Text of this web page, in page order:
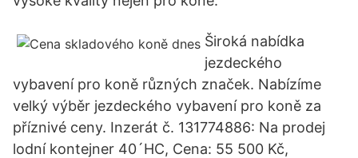
Široká nabídka
jezdeckého
vybavení pro koně různých značek. Nabízíme
velký výběr jezdeckého vybavení pro koně za
příznivé ceny. Inzerát č. 131774886: Na prodej
lodní kontejner 40´HC, Cena: 55 500 Kč,